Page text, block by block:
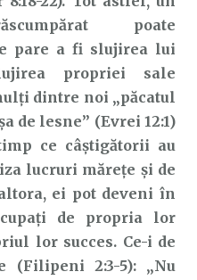
poate
pare a fi slujirea lui
propriei sale
dintre noi „păcatul
de lesne” (Evrei 12:1)
ce câștigătorii au
lucruri mărețe și de
ei pot deveni în
de propria lor
lor succes. Ce-i de
(Filipeni 2:3-5): „Nu